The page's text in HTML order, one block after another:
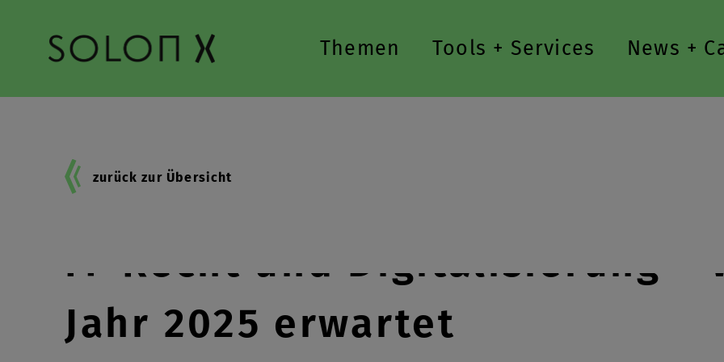
Themen Tools + Services News +
zurück zur Übersicht
IT-Recht und Digitalisierung –
Jahr 2025 erwartet